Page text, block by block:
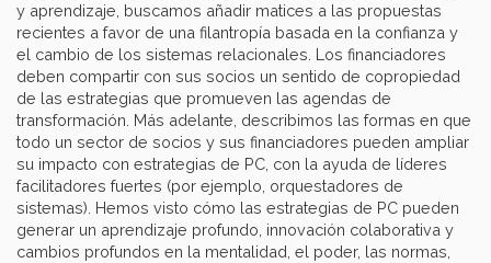
y aprendizaje, buscamos añadir matices a las propuestas
recientes a favor de una filantropía basada en la confianza y
el cambio de los sistemas relacionales. Los financiadores
deben compartir con sus socios un sentido de copropiedad
de las estrategias que promueven las agendas de
transformación. Más adelante, describimos las formas en que
todo un sector de socios y sus financiadores pueden ampliar
su impacto con estrategias de PC, con la ayuda de líderes
facilitadores fuertes (por ejemplo, orquestadores de
sistemas). Hemos visto cómo las estrategias de PC pueden
generar un aprendizaje profundo, innovación colaborativa y
cambios profundos en la mentalidad, el poder, las normas,